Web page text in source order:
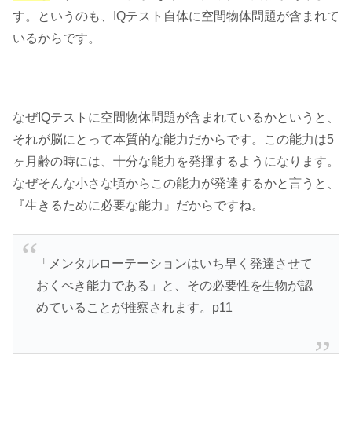
す。というのも、IQテスト自体に空間物体問題が含まれて
いるからです。
なぜIQテストに空間物体問題が含まれているかというと、
それが脳にとって本質的な能力だからです。この能力は5
ヶ月齢の時には、十分な能力を発揮するようになります。
なぜそんな小さな頃からこの能力が発達するかと言うと、
『生きるために必要な能力』だからですね。
「メンタルローテーションはいち早く発達させて
おくべき能力である」と、その必要性を生物が認
めていることが推察されます。p11